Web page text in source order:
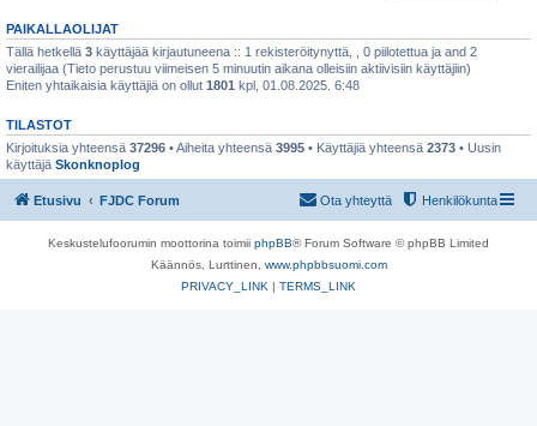
PAIKALLAOLIJAT
Tällä hetkellä 3 käyttäjää kirjautuneena :: 1 rekisteröitynyttä, , 0 piilotettua ja and 2
vierailijaa (Tieto perustuu viimeisen 5 minuutin aikana olleisiin aktiivisiin käyttäjiin)
Eniten yhtaikaisia käyttäjiä on ollut 1801 kpl, 01.08.2025. 6:48
TILASTOT
Kirjoituksia yhteensä 37296 • Aiheita yhteensä 3995 • Käyttäjiä yhteensä 2373 • Uusin
käyttäjä Skonknoplog
Etusivu FJDC Forum Henkilökunta
Ota yhteyttä
Keskustelufoorumin moottorina toimii phpBB® Forum Software © phpBB Limited
Käännös, Lurttinen, www.phpbbsuomi.com
PRIVACY_LINK | TERMS_LINK